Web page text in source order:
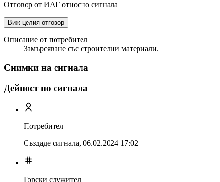
Отговор от ИАГ относно сигнала
Виж целия отговор
Описание от потребител
Замърсяване със строителни материали.
Снимки на сигнала
Дейност по сигнала
Потребител
Създаде сигнала, 06.02.2024 17:02
Горски служител